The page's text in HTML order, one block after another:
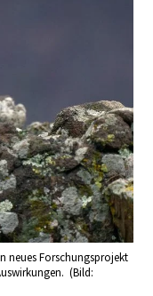
neues Forschungsprojekt
(Bild: